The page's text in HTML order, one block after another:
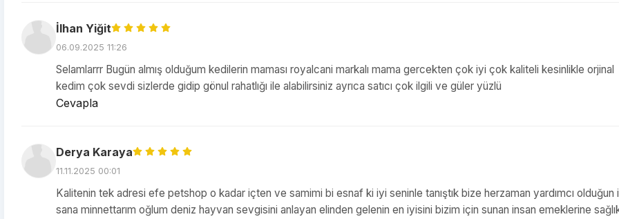
İlhan Yiğit
06.09.2025 11:26
Selamlarrr Bugün almış olduğum kedilerin maması royalcani markalı mama gercekten çok iyi çok kaliteli kesinlikle orjinal
kedim çok sevdi sizlerde gidip gönul rahatlığı ile alabilirsiniz ayrıca satıcı çok ilgili ve güler yüzlü
Cevapla
Derya Karaya
11.11.2025 00:01
Kalitenin tek adresi efe petshop o kadar içten ve samimi bi esnaf ki iyi seninle tanıştık bize herzaman yardımcı olduğun
sana minnettarım oğlum deniz hayvan sevgisini anlayan elinden gelenin en iyisini bizim için sunan insan emeklerine